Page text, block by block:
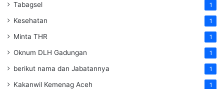
Tabagsel 1
Kesehatan 1
Minta THR 1
Oknum DLH Gadungan 1
berikut nama dan Jabatannya 1
Kakanwil Kemenag Aceh 1